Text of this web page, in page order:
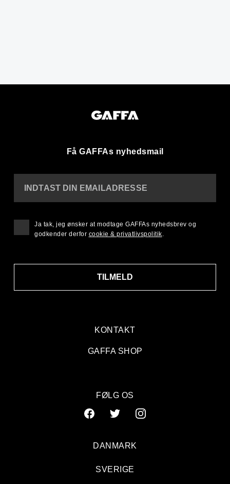
Få GAFFAs nyhedsmail
KONTAKT
GAFFA SHOP
INDTAST DIN EMAILADRESSE
TILMELD
Ja tak, jeg ønsker at modtage GAFFAs nyhedsbrev og
godkender derfor cookie & privatlivspolitik.
FØLG OS
DANMARK
SVERIGE